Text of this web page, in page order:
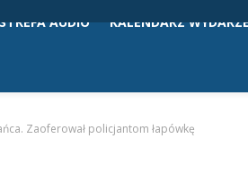
AUDIO KALENDARZ
Zaoferował policjantom łapówkę